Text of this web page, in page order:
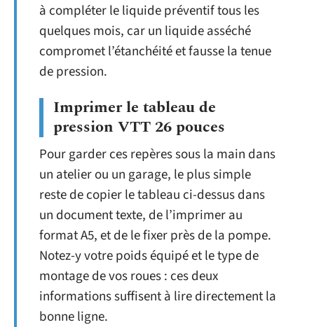
à compléter le liquide préventif tous les
quelques mois, car un liquide asséché
compromet l’étanchéité et fausse la tenue
de pression.
Imprimer le tableau de
pression VTT 26 pouces
Pour garder ces repères sous la main dans
un atelier ou un garage, le plus simple
reste de copier le tableau ci-dessus dans
un document texte, de l’imprimer au
format A5, et de le fixer près de la pompe.
Notez-y votre poids équipé et le type de
montage de vos roues : ces deux
informations suffisent à lire directement la
bonne ligne.